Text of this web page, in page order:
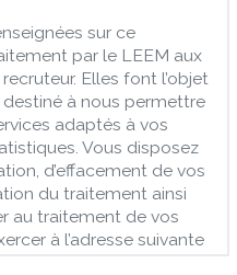
sur ce
par le LEEM aux
Elles font l’objet
à nous permettre
adaptés à vos
Vous disposez
d’effacement de vos
du traitement ainsi
au traitement de vos
à l’adresse suivante